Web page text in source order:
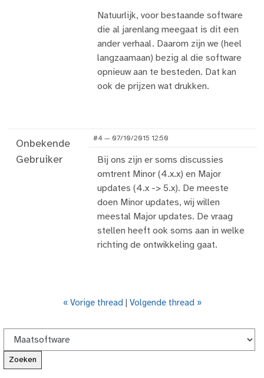
Natuurlijk, voor bestaande software
die al jarenlang meegaat is dit een
ander verhaal. Daarom zijn we (heel
langzaamaan) bezig al die software
opnieuw aan te besteden. Dat kan
ook de prijzen wat drukken.
Onbekende
Gebruiker
#4 — 07/10/2015 12:50
Bij ons zijn er soms discussies
omtrent Minor (4.x.x) en Major
updates (4.x -> 5.x). De meeste
doen Minor updates, wij willen
meestal Major updates. De vraag
stellen heeft ook soms aan in welke
richting de ontwikkeling gaat.
« Vorige thread| Volgende thread »